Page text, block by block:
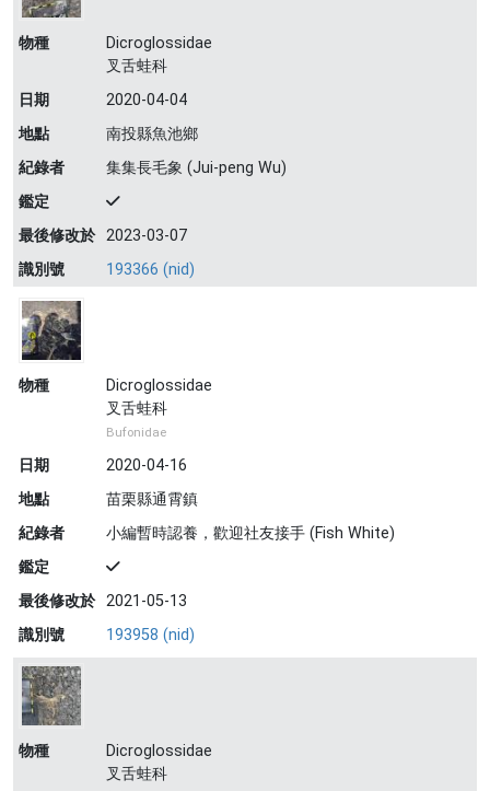
物種
Dicroglossidae
叉舌蛙科
日期
2020-04-04
地點
南投縣魚池鄉
紀錄者
集集長毛象 (Jui-peng Wu)
鑑定
最後修改於 2023-03-07
識別號
193366 (nid)
物種
Dicroglossidae
叉舌蛙科
Bufonidae
日期
2020-04-16
地點
苗栗縣通霄鎮
紀錄者
小編暫時認養，歡迎社友接手 (Fish White)
鑑定
最後修改於 2021-05-13
識別號
193958 (nid)
物種
Dicroglossidae
叉舌蛙科